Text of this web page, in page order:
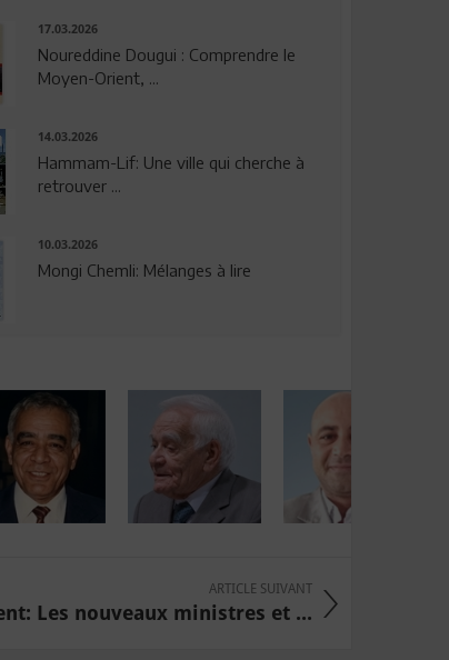
17.03.2026
Noureddine Dougui : Comprendre le
Moyen-Orient, ...
14.03.2026
Hammam-Lif: Une ville qui cherche à
retrouver ...
10.03.2026
Mongi Chemli: Mélanges à lire
ARTICLE SUIVANT
Les nouveaux ministres et ...